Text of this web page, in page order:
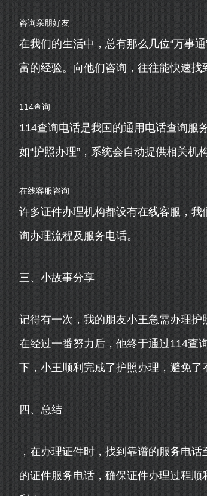
咨询亲朋好友
在我们的生活中，总有那么几位“万事
富的经验。向他们咨询，往往能快速找
114查询
114查询电话是我国的通用电话查询服
如“护照办理”，系统会自动提供相关机
在线客服咨询
许多证件办理机构都设有在线客服，
询办理流程及服务电话。
三、小故事分享
记得有一次，我的朋友小王急需办理护
在经过一番努力后，他终于通过114查
下，小王顺利完成了护照办理，避免了
四、总结
，在办理证件时，找到靠谱的服务电
的证件服务电话，确保证件办理过程